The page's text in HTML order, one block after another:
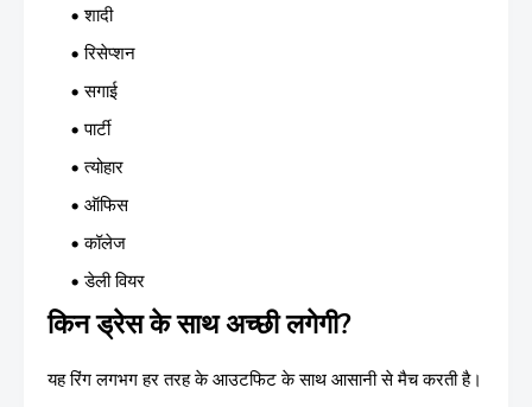
शादी
रिसेप्शन
सगाई
पार्टी
त्योहार
ऑफिस
कॉलेज
डेली वियर
किन ड्रेस के साथ अच्छी लगेगी?
यह रिंग लगभग हर तरह के आउटफिट के साथ आसानी से मैच करती है।